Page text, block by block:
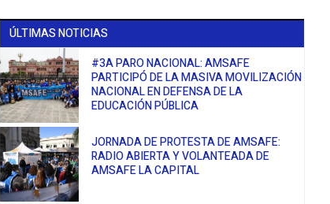
ÚLTIMAS NOTICIAS
#3A PARO NACIONAL: AMSAFE
PARTICIPÓ DE LA MASIVA MOVILIZACIÓN
NACIONAL EN DEFENSA DE LA
EDUCACIÓN PÚBLICA
JORNADA DE PROTESTA DE AMSAFE:
RADIO ABIERTA Y VOLANTEADA DE
AMSAFE LA CAPITAL